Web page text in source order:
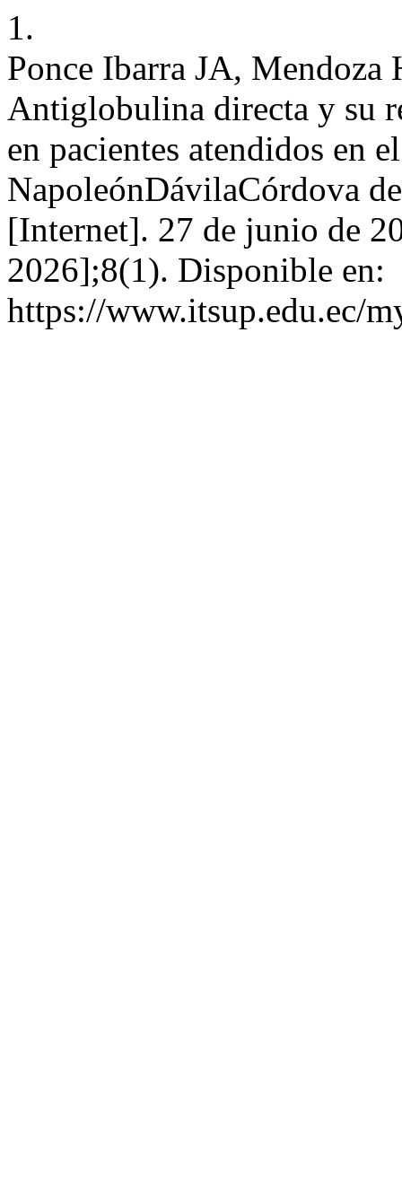
1.
Ponce Ibarra JA,
Antiglobulina directa y su
en pacientes atendidos en
NapoleónDávilaCórdova
[Internet]. 27 de junio de
2026];8(1). Disponible en:
https://www.itsup.edu.ec/